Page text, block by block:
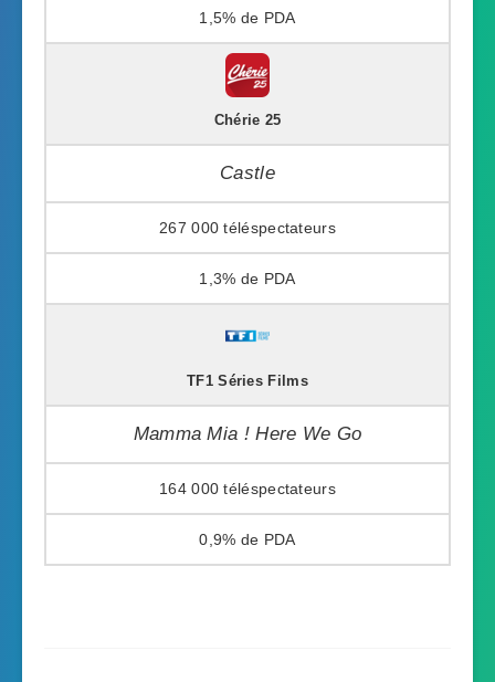
1,5%
Chérie 25
Castle
267 000
1,3%
TF1 Séries Films
Mamma Mia ! Here We Go
164 000
0,9%